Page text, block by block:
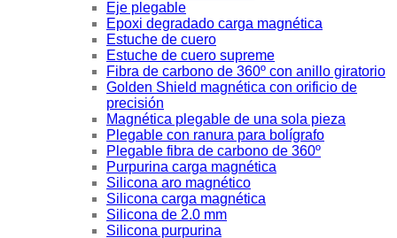
Eje plegable
Epoxi degradado carga magnética
Estuche de cuero
Estuche de cuero supreme
Fibra de carbono de 360º con anillo giratorio
Golden Shield magnética con orificio de
precisión
Magnética plegable de una sola pieza
Plegable con ranura para bolígrafo
Plegable fibra de carbono de 360º
Purpurina carga magnética
Silicona aro magnético
Silicona carga magnética
Silicona de 2.0 mm
Silicona purpurina